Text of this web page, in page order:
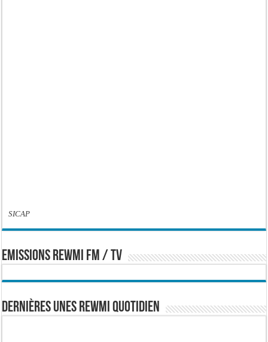
SICAP
EMISSIONS REWMI FM / TV
Dernières Unes Rewmi Quotidien